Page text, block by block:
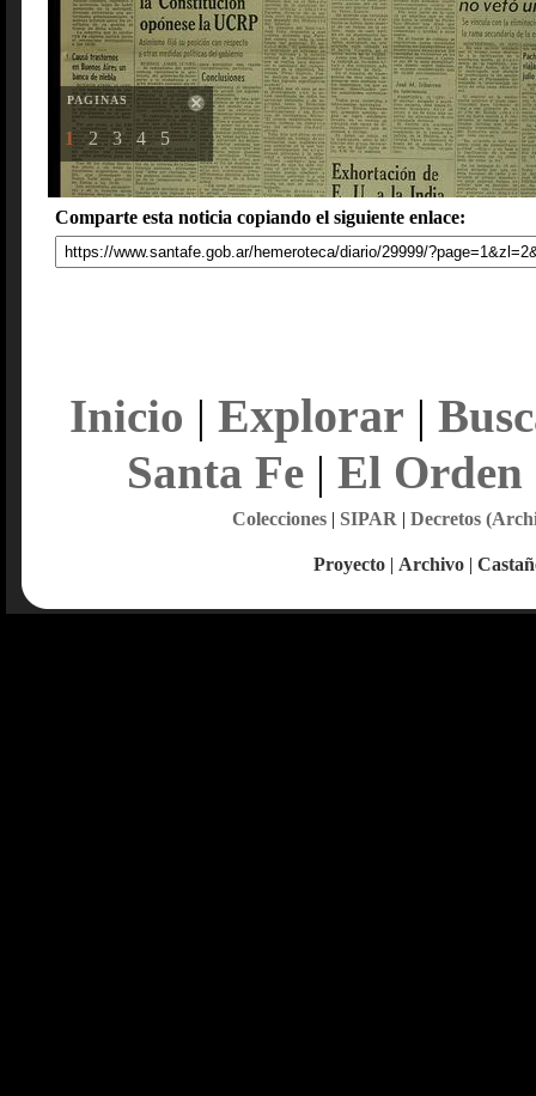
PAGINAS
1 2 3 4 5
Comparte esta noticia copiando el siguiente enlace:
Inicio | Explorar |
Santa Fe| El Orden
Colecciones| SIPAR | Decretos
Proyecto | Archivo |